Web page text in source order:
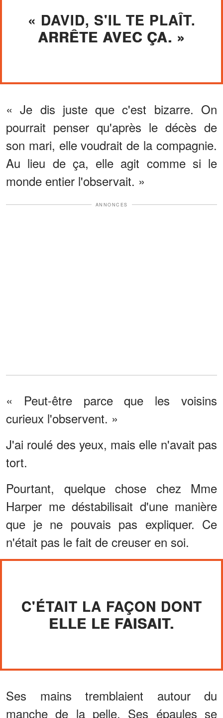
« DAVID, S'IL TE PLAÎT.
ARRÊTE AVEC ÇA. »
« Je dis juste que c'est bizarre. On
pourrait penser qu'après le décès de
son mari, elle voudrait de la compagnie.
Au lieu de ça, elle agit comme si le
monde entier l'observait. »
ANNONCES
« Peut-être parce que les voisins
curieux l'observent. »
J'ai roulé des yeux, mais elle n'avait pas
tort.
Pourtant, quelque chose chez Mme
Harper me déstabilisait d'une manière
que je ne pouvais pas expliquer. Ce
n'était pas le fait de creuser en soi.
C'ÉTAIT LA FAÇON DONT
ELLE LE FAISAIT.
Ses mains tremblaient autour du
manche de la pelle. Ses épaules se